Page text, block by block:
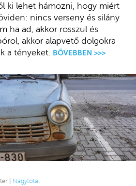
ki lehet hámozni, hogy miért
nincs verseny és silány
ha ad, akkor rosszul és
akkor alapvető dolgokra
a tényeket.
BŐVEBBEN >>>
| Nagytotál